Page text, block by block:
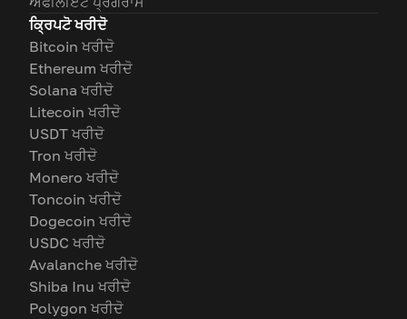
ਕ੍ਰਿਪਟੋ ਖਰੀਦੋ
Bitcoin ਖਰੀਦੋ
Ethereum ਖਰੀਦੋ
Solana ਖਰੀਦੋ
Litecoin ਖਰੀਦੋ
USDT ਖਰੀਦੋ
Tron ਖਰੀਦੋ
Monero ਖਰੀਦੋ
Toncoin ਖਰੀਦੋ
Dogecoin ਖਰੀਦੋ
USDC ਖਰੀਦੋ
Avalanche ਖਰੀਦੋ
Shiba Inu ਖਰੀਦੋ
Polygon ਖਰੀਦੋ